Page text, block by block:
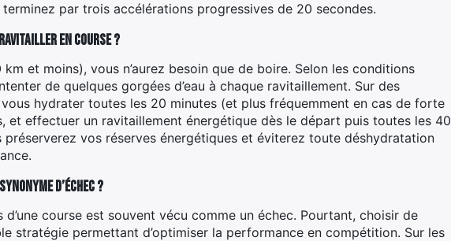
par trois accélérations progressives de 20 secondes.
ravitailler en course ?
km et moins), vous n’aurez besoin que de boire. Selon les conditions
de quelques gorgées d’eau à chaque ravitaillement. Sur des
hydrater toutes les 20 minutes (et plus fréquemment en cas de forte
et effectuer un ravitaillement énergétique dès le départ puis toutes les 40
vos réserves énergétiques et éviterez toute déshydratation
d’échec ?
course est souvent vécu comme un échec. Pourtant, choisir de
stratégie permettant d’optimiser la performance en compétition. Sur les